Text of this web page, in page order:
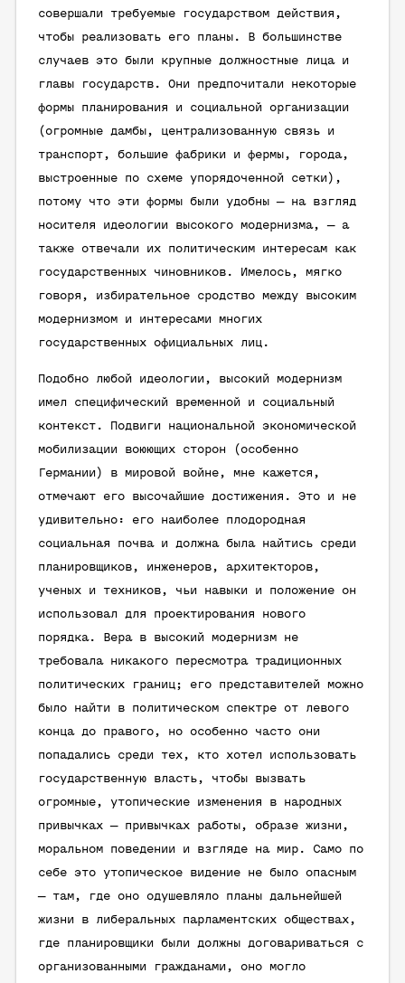
совершали требуемые государством действия,
чтобы реализовать его планы. В большинстве
случаев это были крупные должностные лица и
главы государств. Они предпочитали некоторые
формы планирования и социальной организации
(огромные дамбы, централизованную связь и
транспорт, большие фабрики и фермы, города,
выстроенные по схеме упорядоченной сетки),
потому что эти формы были удобны — на взгляд
носителя идеологии высокого модернизма, — а
также отвечали их политическим интересам как
государственных чиновников. Имелось, мягко
говоря, избирательное сродство между высоким
модернизмом и интересами многих
государственных официальных лиц.
Подобно любой идеологии, высокий модернизм
имел специфический временной и социальный
контекст. Подвиги национальной экономической
мобилизации воюющих сторон (особенно
Германии) в мировой войне, мне кажется,
отмечают его высочайшие достижения. Это и не
удивительно: его наиболее плодородная
социальная почва и должна была найтись среди
планировщиков, инженеров, архитекторов,
ученых и техников, чьи навыки и положение он
использовал для проектирования нового
порядка. Вера в высокий модернизм не
требовала никакого пересмотра традиционных
политических границ; его представителей можно
было найти в политическом спектре от левого
конца до правого, но особенно часто они
попадались среди тех, кто хотел использовать
государственную власть, чтобы вызвать
огромные, утопические изменения в народных
привычках — привычках работы, образе жизни,
моральном поведении и взгляде на мир. Само по
себе это утопическое видение не было опасным
— там, где оно одушевляло планы дальнейшей
жизни в либеральных парламентских обществах,
где планировщики были должны договариваться с
организованными гражданами, оно могло